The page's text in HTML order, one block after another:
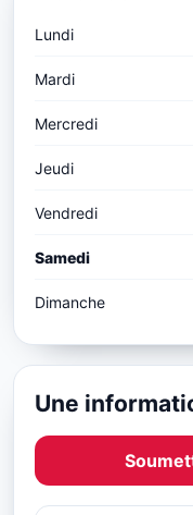
Lundi
Mardi
Mercredi
Jeudi
Vendredi
Samedi
Dimanche
Une